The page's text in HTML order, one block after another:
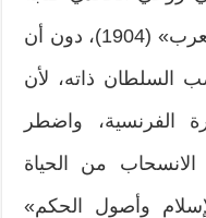
«علم الأدب بين فيكتور هوجو والعرب» (1904)، دون أن
السلطان ذاته، لأن
الفرنسية، واضطر
من الحياة
وأصول الحكم»